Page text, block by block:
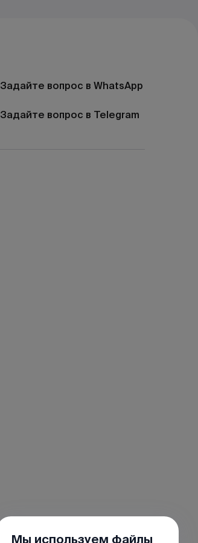
Задайте вопрос в WhatsApp
Задайте вопрос в Telegram
Мы используем файлы